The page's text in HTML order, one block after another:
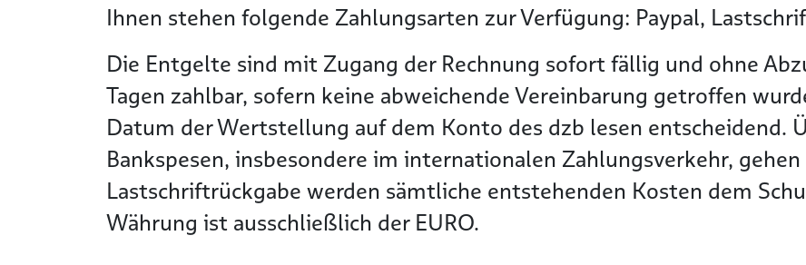
Ihnen stehen folgende Zahlungsarten zur Verfügung: Paypal,
Die Entgelte sind mit Zugang der Rechnung sofort fällig und ohne
Tagen zahlbar, sofern keine abweichende Vereinbarung getroffen
Datum der Wertstellung auf dem Konto des dzb lesen entscheidend.
Bankspesen, insbesondere im internationalen Zahlungsverkehr,
Lastschriftrückgabe werden sämtliche entstehenden Kosten dem
Währung ist ausschließlich der EURO.